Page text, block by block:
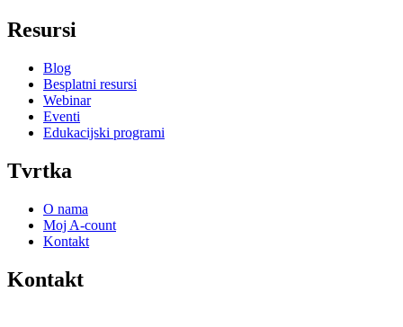
Resursi
Blog
Besplatni resursi
Webinar
Eventi
Edukacijski programi
Tvrtka
O nama
Moj A-count
Kontakt
Kontakt